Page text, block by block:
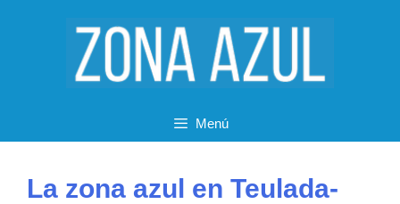
Menú
La zona azul en Teulada-